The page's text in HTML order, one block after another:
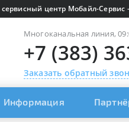
центр Мобайл-Сервис
Многоканальная линия,
+7 (383)
Заказать обратный
Информация